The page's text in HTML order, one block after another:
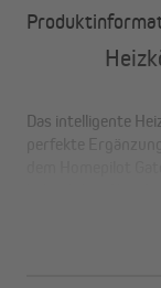
Das intelligente
perfekte
behaglichen